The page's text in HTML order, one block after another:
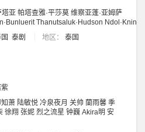
塔亚 帕塔查雅·平莎莫 维察亚蓬·亚姆萨
Thanutsaluk·Hudson Ndol·Knin
泰剧 地区： 泰国
萧 陆敏悦 冷泉夜月 关帅 蘭雨馨 季
徐翔 张妮 烈之流星 钟巍 Akira明 安